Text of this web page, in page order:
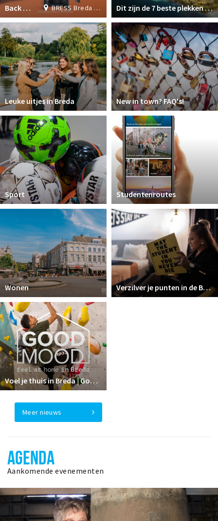
BRESS Breda Student Sports
Back to School Deal: Join now & get 1 month FREE! Dit zijn de 7 beste plekken om te zwemmen in Breda
Leuke uitjes in Breda New in town? FAQ's!
Sport Studentenroutes
Wonen Verzilver je punten in de Breda Student Shop
Voel je thuis in Breda | GoodMood
Meer nieuws
AGENDA
Aankomende evenementen